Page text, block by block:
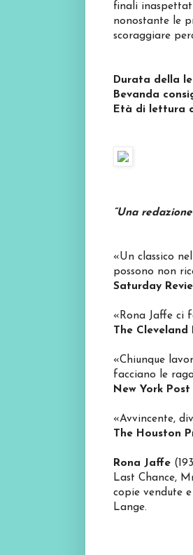
finali
nonostante le
scoraggiare
Durata della
Bevanda
Età di lettura
“Una
«Un classico
possono non
Saturday
«Rona Jaffe ci
The Cleveland
«Chiunque
facciano le
New York Post
«Avvincente,
The Houston
Rona Jaffe
Last Chance,
copie vendute
Lange.